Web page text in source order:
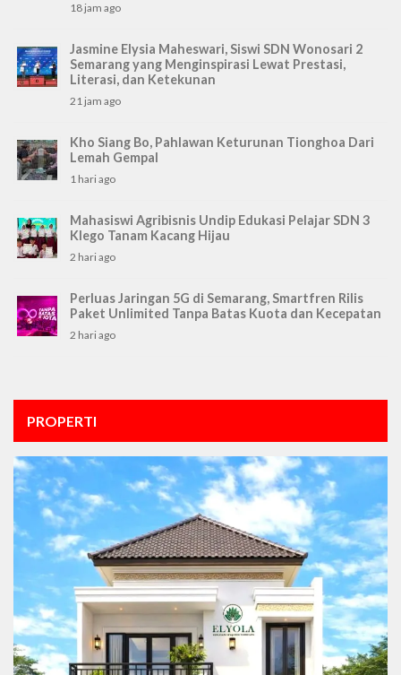
18 jam ago
Jasmine Elysia Maheswari, Siswi SDN Wonosari 2
Semarang yang Menginspirasi Lewat Prestasi,
Literasi, dan Ketekunan
21 jam ago
Kho Siang Bo, Pahlawan Keturunan Tionghoa Dari
Lemah Gempal
1 hari ago
Mahasiswi Agribisnis Undip Edukasi Pelajar SDN 3
Klego Tanam Kacang Hijau
2 hari ago
Perluas Jaringan 5G di Semarang, Smartfren Rilis
Paket Unlimited Tanpa Batas Kuota dan Kecepatan
2 hari ago
PROPERTI